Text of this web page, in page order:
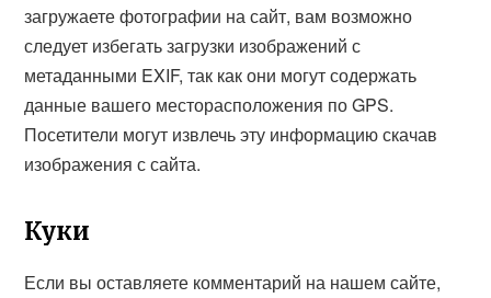
загружаете фотографии на сайт, вам возможно
следует избегать загрузки изображений с
метаданными EXIF, так как они могут содержать
данные вашего месторасположения по GPS.
Посетители могут извлечь эту информацию скачав
изображения с сайта.
Куки
Если вы оставляете комментарий на нашем сайте,